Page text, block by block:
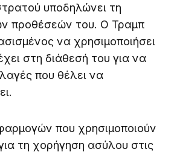
υποδηλώνει τη
προθέσεών του. Ο Τραμπ
να χρησιμοποιήσει
στη διάθεσή του για να
που θέλει να
που χρησιμοποιούν
τη χορήγηση ασύλου στις